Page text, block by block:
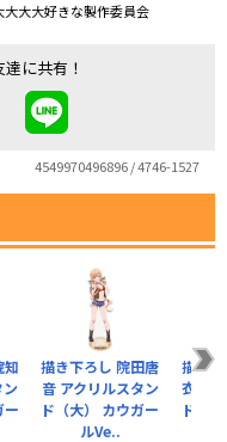
大大好きな製作委員会
に共有！
4549970496896 / 4746-1527
知
ン
ー
描き下ろし 院田唐
音 アクリルスタン
ド（大） カウガー
ルVe..
描き
衣 ア
ド（